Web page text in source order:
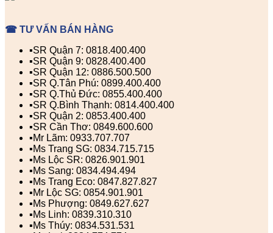
☎ TƯ VẤN BÁN HÀNG
▪️SR Quận 7: 0818.400.400
▪️SR Quận 9: 0828.400.400
▪️SR Quận 12: 0886.500.500
▪️SR Q.Tân Phú: 0899.400.400
▪️SR Q.Thủ Đức: 0855.400.400
▪️SR Q.Bình Thạnh: 0814.400.400
▪️SR Quận 2: 0853.400.400
▪️SR Cần Thơ: 0849.600.600
▪️Mr Lãm: 0933.707.707
▪️Ms Trang SG: 0834.715.715
▪️Ms Lộc SR: 0826.901.901
▪️Ms Sang: 0834.494.494
▪️Ms Trang Eco: 0847.827.827
▪️Mr Lộc SG: 0854.901.901
▪️Ms Phượng: 0849.627.627
▪️Ms Linh: 0839.310.310
▪️Ms Thúy: 0834.531.531